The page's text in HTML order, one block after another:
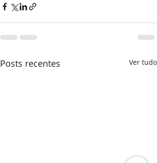
Posts recentes Ver tudo